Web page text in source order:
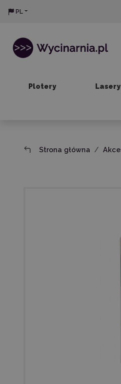
PL
Plotery Lasery
Strona główna